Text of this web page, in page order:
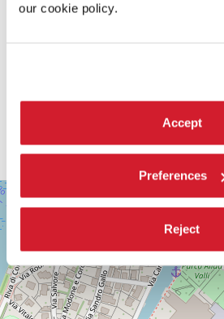
our cookie policy.
Accept
Preferences
Reject
SALA
DARSENA
LUNGOMARE
30126
LIDO
DI
VENEZIA